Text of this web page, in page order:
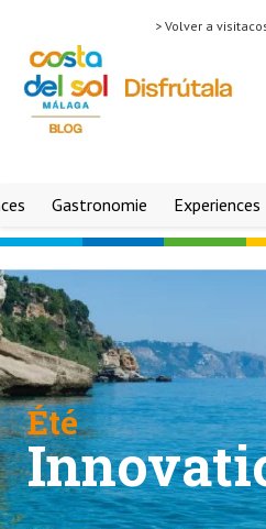
> Volver a
Gastronomie Experiences
Été